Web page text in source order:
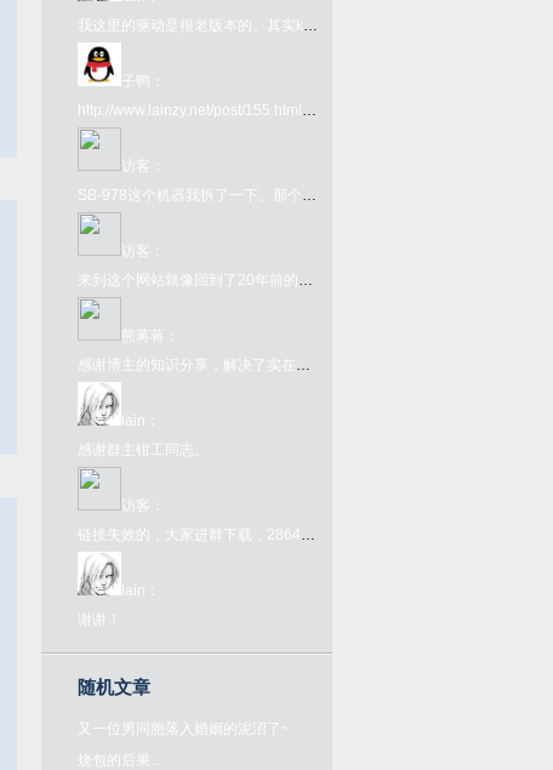
我这里的驱动是很老版本的。其实kx驱动网上很好下载啊。在github上有kx驱动的下载链接：https://github.com/kxproject/kX-Audio-driver-binaries
子鸭
http://www.lainzy.net/post/155.html您好 这个百度网盘链接里面的文件是否还能下载 很难找
访客
SB-978这个机器我拆了一下。那个FC转接卡内部其实是一个牛屎版的UM6561，所以那个转接卡本身就是个FC了，插到978上只为了取电和接入手柄键盘吧就。978本体是另一颗牛屎，看不出任何型号。很奇葩的一个主机型号了。
访客
来到这个网站就像回到了20年前的互联网一样，太酷了
熊蒋蒋
感谢博主的知识分享，解决了实在的问题
lain
感谢群主钳工同志。
访客
链接失效的，大家进群下载，286445907，欢迎大家来喝茶
lain
谢谢！
随机文章
又一位男同胞落入婚姻的泥沼了~
烧包的后果...